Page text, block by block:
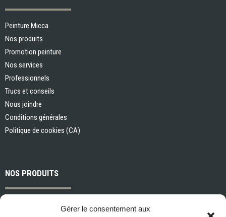
Gérer le consentement aux
Peinture Micca
Nos produits
Promotion peinture
Nos services
Professionnels
Trucs et conseils
Nous joindre
Conditions générales
Politique de cookies (CA)
NOS PRODUITS
Peintures et apprêts d’intérieur